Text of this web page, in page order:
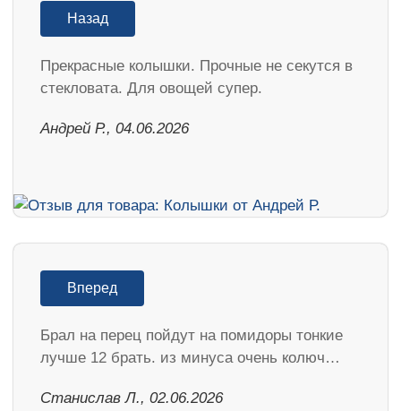
Назад
Прекрасные колышки. Прочные не секутся в
стекловата. Для овощей супер.
Андрей Р., 04.06.2026
Вперед
Брал на перец пойдут на помидоры тонкие
лучше 12 брать. из минуса очень колюч…
Станислав Л., 02.06.2026